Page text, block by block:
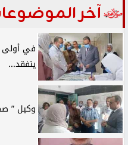
آخر
في أولى
يتفقد...
وكيل ”